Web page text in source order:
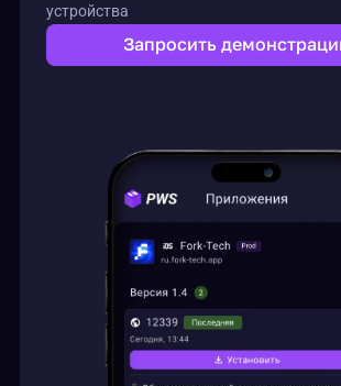
устройства
Запросить